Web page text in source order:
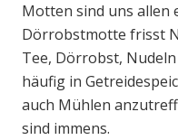
Motten sind uns allen
Dörrobstmotte frisst
Tee, Dörrobst,
häufig in
auch Mühlen
sind immens.